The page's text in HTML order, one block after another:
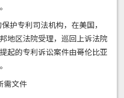
专利司法机构，在美国，
地区法院受理，巡回上诉法院
起的专利诉讼案件由哥伦比亚
文件